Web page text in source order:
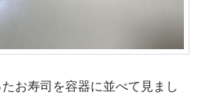
お寿司を容器に並べて見まし